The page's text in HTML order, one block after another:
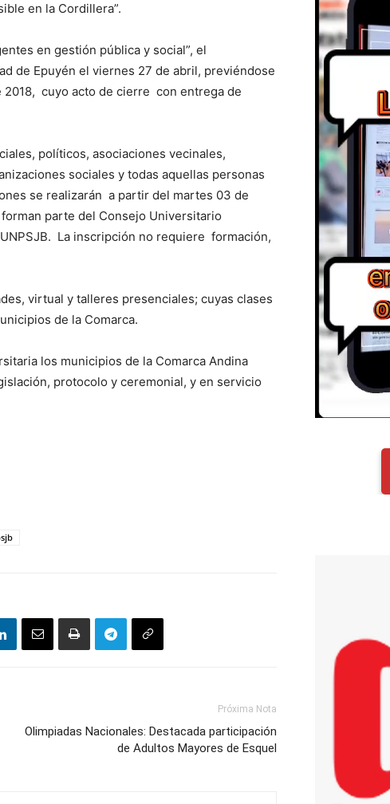
en la Cordillera”.
en gestión pública y social”, el
de Epuyén el viernes 27 de abril, previéndose
cuyo acto de cierre con entrega de
políticos, asociaciones vecinales,
sociales y todas aquellas personas
se realizarán a partir del martes 03 de
parte del Consejo Universitario
La inscripción no requiere formación,
virtual y talleres presenciales; cuyas clases
de la Comarca.
los municipios de la Comarca Andina
protocolo y ceremonial, y en servicio
Próxima Nota
Olimpiadas Nacionales: Destacada participación
de Adultos Mayores de Esquel